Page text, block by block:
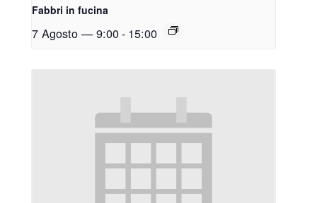
Fabbri in fucina
7 Agosto — 9:00- 15:00